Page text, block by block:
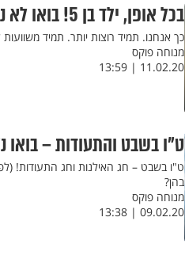
בכל אופן, ילד בן 5! בואו לא נלביש עליו לבוש של מבוגרים
כך אנחנו. תמיד רוצות יותר. תמיד
מנוחה פוקס
11.02.20 | 13:59
ט"ו בשבט והתעודות – בואו
ט"ו בשבט – חג האילנות וחג התעודות!
בהן?
מנוחה פוקס
09.02.20 | 13:38